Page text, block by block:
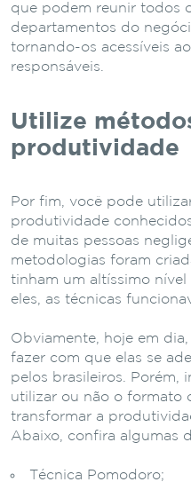
que podem reunir todos
departamentos do
tornando-os acessíveis
responsáveis.
Utilize
produtividade
Por fim, você pode
produtividade
de muitas pessoas
metodologias foram
tinham um altíssimo
eles, as técnicas
Obviamente, hoje em
fazer com que elas se
pelos brasileiros. Porém,
utilizar ou não o formato
transformar a
Abaixo, confira algumas
Técnica Pomodoro;